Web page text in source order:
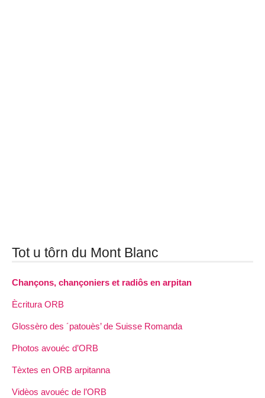
Tot u tôrn du Mont Blanc
Chançons, chançoniers et radiôs en arpitan
Ècritura ORB
Glossèro des ´patouès’ de Suisse Romanda
Photos avouéc d’ORB
Tèxtes en ORB arpitanna
Vidèos avouéc de l’ORB